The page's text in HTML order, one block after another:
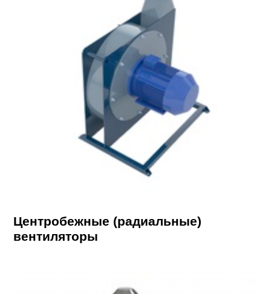
Центробежные (радиальные)
вентиляторы